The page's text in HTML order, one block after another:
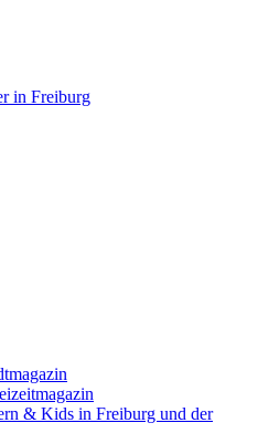
in Freiburg
& Kids in Freiburg und der